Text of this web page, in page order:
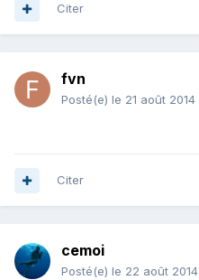
Citer
fvn
Posté(e) le 21 août 2014
Citer
cemoi
Posté(e) le 22 août 2014